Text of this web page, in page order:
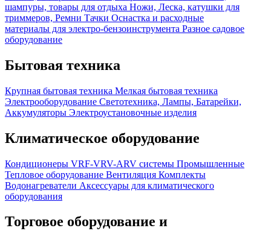
шампуры, товары для отдыха Ножи, Леска, катушки для
триммеров, Ремни Тачки Оснастка и расходные
материалы для электро-бензоинструмента Разное садовое
оборудование
Бытовая техника
Крупная бытовая техника Мелкая бытовая техника
Электрооборудование Светотехника, Лампы, Батарейки,
Аккумуляторы Электроустановочные изделия
Климатическое оборудование
Кондиционеры VRF-VRV-ARV системы Промышленные
Тепловое оборудование Вентиляция Комплекты
Водонагреватели Аксессуары для климатического
оборудования
Торговое оборудование и